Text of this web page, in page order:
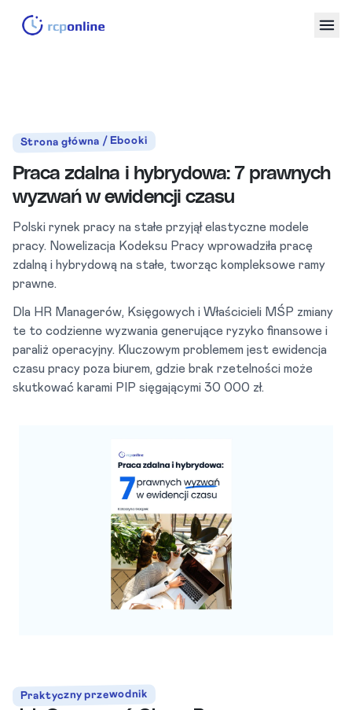
Strona główna / Ebooki
Praca zdalna i hybrydowa: 7 prawnych
wyzwań w ewidencji czasu
Polski rynek pracy na stałe przyjął elastyczne modele
pracy. Nowelizacja Kodeksu Pracy wprowadziła pracę
zdalną i hybrydową na stałe, tworząc kompleksowe ramy
prawne.
Dla HR Managerów, Księgowych i Właścicieli MŚP zmiany
te to codzienne wyzwania generujące ryzyko finansowe i
paraliż operacyjny. Kluczowym problemem jest ewidencja
czasu pracy poza biurem, gdzie brak rzetelności może
skutkować karami PIP sięgającymi 30 000 zł.
Praktyczny przewodnik